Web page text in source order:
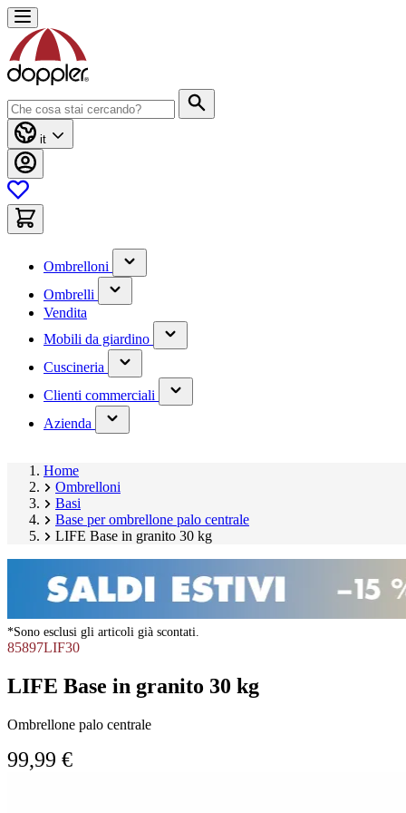
Salta
al
contenuto
it
Ombrelloni
(contiene
un
sottomenu)
Ombrelli
(contiene
un
Vendita
Mobili da giardino
(contiene
un
Cuscineria
(contiene
un
sottomenu)
Clienti commerciali
(has
submenu)
Azienda
(has
submenu)
Home
Ombrelloni
Basi
Base per ombrellone palo centrale
LIFE Base in granito 30 kg
*Sono esclusi gli articoli già scontati.
85897LIF30
LIFE Base in granito 30 kg
Ombrellone palo centrale
99,99 €